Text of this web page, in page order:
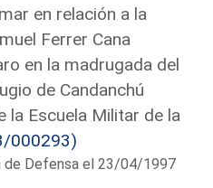
en relación a la
Ferrer Cana
en la madrugada del
de Candanchú
la Escuela Militar de la
000293)
de Defensa el 23/04/1997